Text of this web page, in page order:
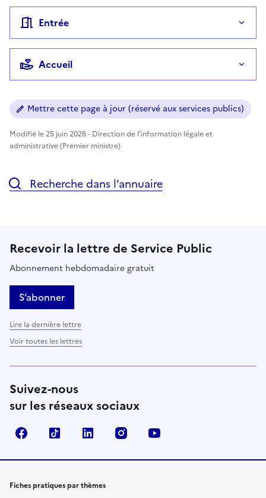
Entrée
Accueil
Mettre cette page à jour (réservé aux services publics)
Modifié le 25 juin 2026 - Direction de l'information légale et
administrative (Premier ministre)
Recherche dans l’annuaire
Recevoir la lettre de Service Public
Abonnement hebdomadaire gratuit
S’abonner
Lire la dernière lettre
Voir toutes les lettres
Suivez-nous
sur les réseaux sociaux
FacebookTikTok LinkedIn Instagram
Fiches pratiques par thèmes